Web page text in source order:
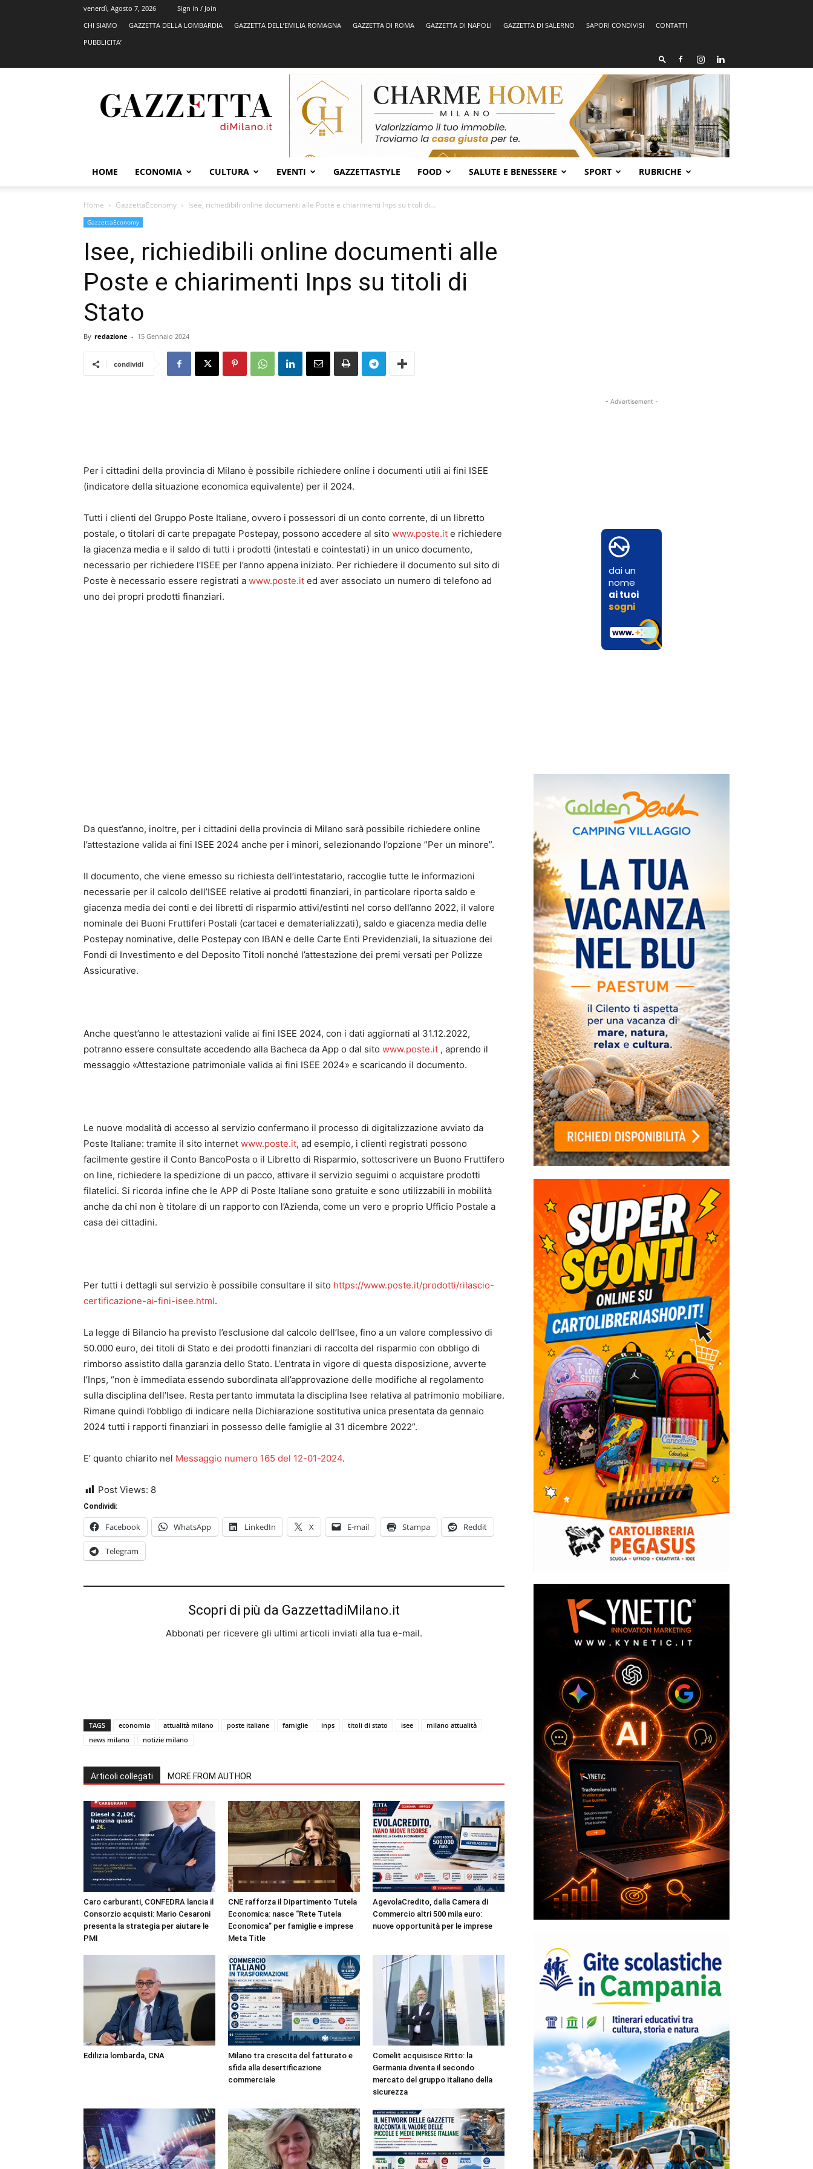
venerdì, Agosto 7, 2026
Sign in / Join
CHI SIAMO
GAZZETTA DELLA LOMBARDIA GAZZETTA DELL’EMILIA ROMAGNA GAZZETTA DI ROMA GAZZETTA DI NAPOLI GAZZETTA DI SALERNO SAPORI CONDIVISI
CONTATTI
PUBBLICITA’
HOME ECONOMIA CULTURA EVENTI GAZZETTASTYLE FOOD SALUTE E BENESSERE SPORT RUBRICHE
Home GazzettaEconomy Isee, richiedibili online documenti alle Poste e chiarimenti Inps su titoli di...
GazzettaEconomy
Isee, richiedibili online documenti alle
Poste e chiarimenti Inps su titoli di
Stato
By redazione - 15 Gennaio 2024
condividi
Per i cittadini della provincia di Milano è possibile richiedere online i documenti utili ai fini ISEE
(indicatore della situazione economica equivalente) per il 2024.
Tutti i clienti del Gruppo Poste Italiane, ovvero i possessori di un conto corrente, di un libretto
postale, o titolari di carte prepagate Postepay, possono accedere al sito www.poste.it e richiedere
la giacenza media e il saldo di tutti i prodotti (intestati e cointestati) in un unico documento,
necessario per richiedere l’ISEE per l’anno appena iniziato. Per richiedere il documento sul sito di
Poste è necessario essere registrati a www.poste.it ed aver associato un numero di telefono ad
uno dei propri prodotti finanziari.
Da quest’anno, inoltre, per i cittadini della provincia di Milano sarà possibile richiedere online
l’attestazione valida ai fini ISEE 2024 anche per i minori, selezionando l’opzione ”Per un minore”.
Il documento, che viene emesso su richiesta dell’intestatario, raccoglie tutte le informazioni
necessarie per il calcolo dell’ISEE relative ai prodotti finanziari, in particolare riporta saldo e
giacenza media dei conti e dei libretti di risparmio attivi/estinti nel corso dell’anno 2022, il valore
nominale dei Buoni Fruttiferi Postali (cartacei e dematerializzati), saldo e giacenza media delle
Postepay nominative, delle Postepay con IBAN e delle Carte Enti Previdenziali, la situazione dei
Fondi di Investimento e del Deposito Titoli nonché l’attestazione dei premi versati per Polizze
Assicurative.
Anche quest’anno le attestazioni valide ai fini ISEE 2024, con i dati aggiornati al 31.12.2022,
potranno essere consultate accedendo alla Bacheca da App o dal sito www.poste.it , aprendo il
messaggio «Attestazione patrimoniale valida ai fini ISEE 2024» e scaricando il documento.
Le nuove modalità di accesso al servizio confermano il processo di digitalizzazione avviato da
Poste Italiane: tramite il sito internet www.poste.it, ad esempio, i clienti registrati possono
facilmente gestire il Conto BancoPosta o il Libretto di Risparmio, sottoscrivere un Buono Fruttifero
on line, richiedere la spedizione di un pacco, attivare il servizio seguimi o acquistare prodotti
filatelici. Si ricorda infine che le APP di Poste Italiane sono gratuite e sono utilizzabili in mobilità
anche da chi non è titolare di un rapporto con l’Azienda, come un vero e proprio Ufficio Postale a
casa dei cittadini.
Per tutti i dettagli sul servizio è possibile consultare il sito https://www.poste.it/prodotti/rilascio-
certificazione-ai-fini-isee.html.
La legge di Bilancio ha previsto l’esclusione dal calcolo dell’Isee, fino a un valore complessivo di
50.000 euro, dei titoli di Stato e dei prodotti finanziari di raccolta del risparmio con obbligo di
rimborso assistito dalla garanzia dello Stato. L’entrata in vigore di questa disposizione, avverte
l’Inps, “non è immediata essendo subordinata all’approvazione delle modifiche al regolamento
sulla disciplina dell’Isee. Resta pertanto immutata la disciplina Isee relativa al patrimonio mobiliare.
Rimane quindi l’obbligo di indicare nella Dichiarazione sostitutiva unica presentata da gennaio
2024 tutti i rapporti finanziari in possesso delle famiglie al 31 dicembre 2022”.
E’ quanto chiarito nel Messaggio numero 165 del 12-01-2024.
Post Views: 8
Condividi:
Facebook WhatsApp LinkedIn X E-mail Stampa Reddit
Telegram
Scopri di più da GazzettadiMilano.it
Abbonati per ricevere gli ultimi articoli inviati alla tua e-mail.
TAGS economia attualità milano poste italiane famiglie inps titoli di stato isee
milano attualità
news milano
notizie milano
Articoli collegati MORE FROM AUTHOR
Caro carburanti, CONFEDRA lancia il
Consorzio acquisti: Mario Cesaroni
presenta la strategia per aiutare le
PMI
CNE rafforza il Dipartimento Tutela
Economica: nasce “Rete Tutela
Economica” per famiglie e imprese
Meta Title
AgevolaCredito, dalla Camera di
Commercio altri 500 mila euro:
nuove opportunità per le imprese
Edilizia lombarda, CNA
Milano tra crescita del fatturato e
sfida alla desertificazione
commerciale
Comelit acquisisce Ritto: la
Germania diventa il secondo
mercato del gruppo italiano della
sicurezza
- Advertisement -